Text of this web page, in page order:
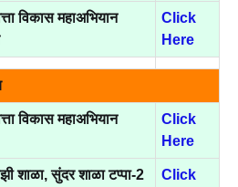
विकास महाअभियान
Click
Here
विकास महाअभियान
Click
Here
शाळा, सुंदर शाळा टप्पा-2
Click